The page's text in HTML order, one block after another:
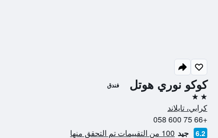
كوكو نوري هوتل فندق
2 نجمتين
كرابي، تايلاند
+66 75 600 058
6.2 جيد 100 من التقييمات تم التحقق منها